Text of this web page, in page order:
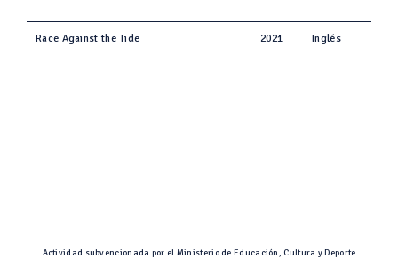
Race Against the Tide 2021 Inglés
Actividad subvencionada por el Ministerio de Educación, Cultura y Deporte